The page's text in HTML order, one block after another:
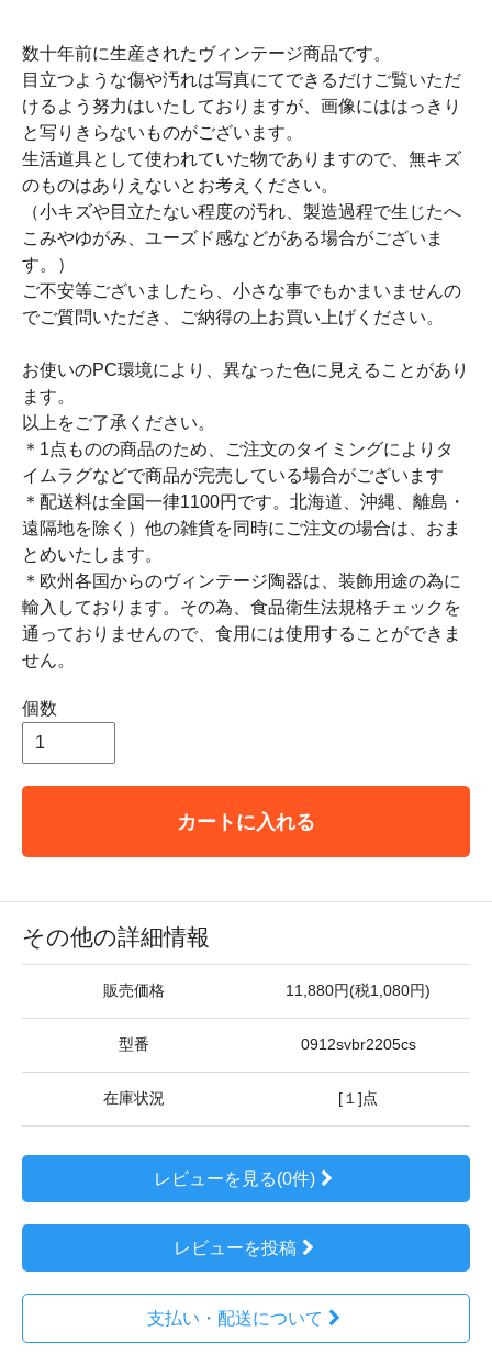
数十年前に生産されたヴィンテージ商品です。
目立つような傷や汚れは写真にてできるだけご覧いただ
けるよう努力はいたしておりますが、画像にははっきり
と写りきらないものがございます。
生活道具として使われていた物でありますので、無キズ
のものはありえないとお考えください。
（小キズや目立たない程度の汚れ、製造過程で生じたへ
こみやゆがみ、ユーズド感などがある場合がございま
す。）
ご不安等ございましたら、小さな事でもかまいませんの
でご質問いただき、ご納得の上お買い上げください。
お使いのPC環境により、異なった色に見えることがあり
ます。
以上をご了承ください。
＊1点ものの商品のため、ご注文のタイミングによりタ
イムラグなどで商品が完売している場合がございます
＊配送料は全国一律1100円です。北海道、沖縄、離島・
遠隔地を除く）他の雑貨を同時にご注文の場合は、おま
とめいたします。
＊欧州各国からのヴィンテージ陶器は、装飾用途の為に
輸入しております。その為、食品衛生法規格チェックを
通っておりませんので、食用には使用することができま
せん。
個数
カートに入れる
その他の詳細情報
販売価格 11,880円(税1,080円)
型番 0912svbr2205cs
在庫状況 [１]点
レビューを見る(0件)
レビューを投稿
支払い・配送について